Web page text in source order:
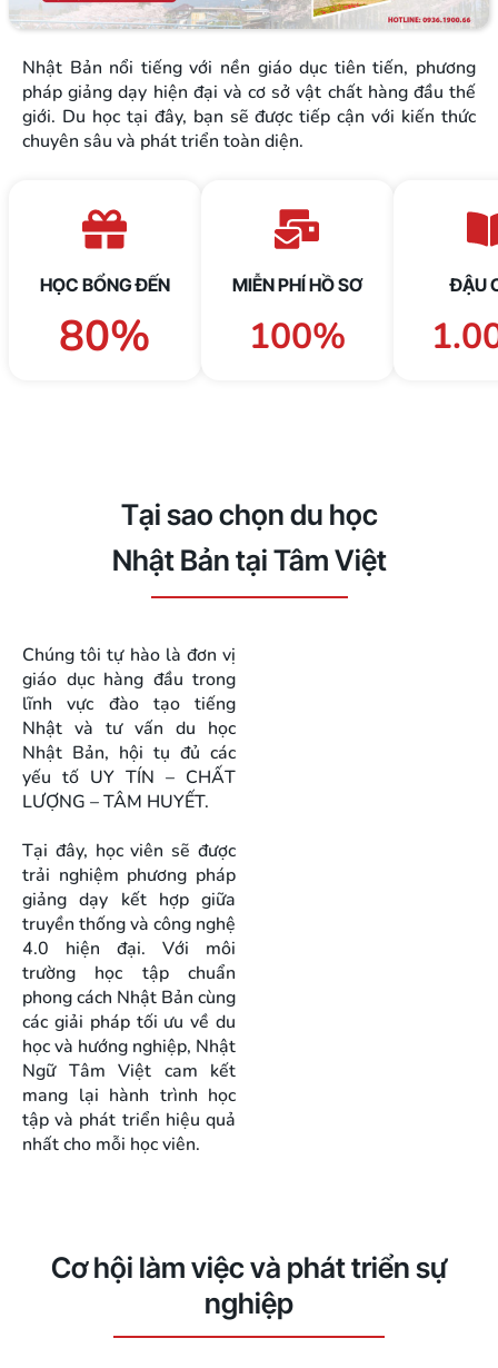
Nhật Bản nổi tiếng với nền giáo dục tiên tiến, phương
pháp giảng dạy hiện đại và cơ sở vật chất hàng đầu thế
giới. Du học tại đây, bạn sẽ được tiếp cận với kiến thức
chuyên sâu và phát triển toàn diện.
HỌC BỔNG ĐẾN
80%
MIỄN PHÍ HỒ SƠ
100%
ĐẬU
Tại sao chọn du học
Nhật Bản tại Tâm Việt
Chúng tôi tự hào là đơn vị
giáo dục hàng đầu trong
lĩnh vực đào tạo tiếng
Nhật và tư vấn du học
Nhật Bản, hội tụ đủ các
yếu tố UY TÍN – CHẤT
LƯỢNG – TÂM HUYẾT.
Tại đây, học viên sẽ được
trải nghiệm phương pháp
giảng dạy kết hợp giữa
truyền thống và công nghệ
4.0 hiện đại. Với môi
trường học tập chuẩn
phong cách Nhật Bản cùng
các giải pháp tối ưu về du
học và hướng nghiệp, Nhật
Ngữ Tâm Việt cam kết
mang lại hành trình học
tập và phát triển hiệu quả
nhất cho mỗi học viên.
Cơ hội làm việc và phát triển sự
nghiệp